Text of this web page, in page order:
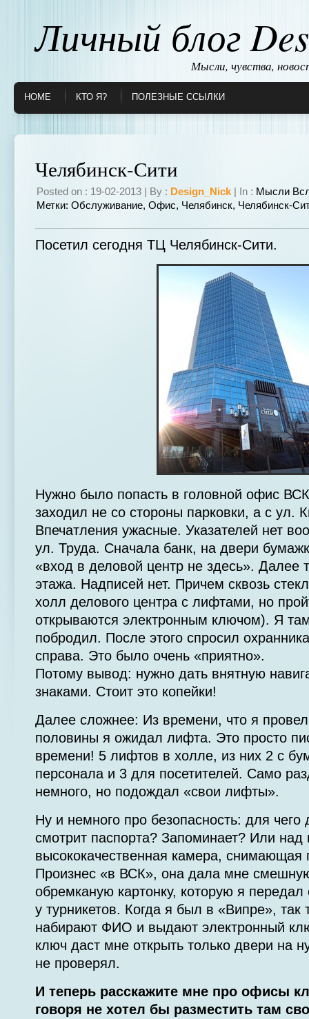
Личный блог
Мысли, чувства,
HOME КТО Я? ПОЛЕЗНЫЕ ССЫЛКИ
Челябинск-Сити
Posted on : 19-02-2013 | By : Design_Nick | In : Мысли
Метки: Обслуживание, Офис, Челябинск, Челябинск-
Посетил сегодня ТЦ Челябинск-Сити.
Нужно было попасть в головной офис
заходил не со стороны парковки, а с ул.
Впечатления ужасные. Указателей нет
ул. Труда. Сначала банк, на двери
«вход в деловой центр не здесь». Далее
этажа. Надписей нет. Причем сквозь
холл делового центра с лифтами, но
открываются электронным ключом). Я
побродил. После этого спросил
справа. Это было очень «приятно».
Потому вывод: нужно дать внятную
знаками. Стоит это копейки!
Далее сложнее: Из времени, что я
половины я ожидал лифта. Это просто
времени! 5 лифтов в холле, из них 2 с
персонала и 3 для посетителей. Само
немного, но подождал «свои лифты».
Ну и немного про безопасность: для
смотрит паспорта? Запоминает? Или над
высококачественная камера, снимающая
Произнес «в ВСК», она дала мне
обремканую картонку, которую я
у турникетов. Когда я был в «Випре», так
набирают ФИО и выдают электронный
ключ даст мне открыть только двери на
не проверял.
И теперь расскажите мне про офисы
говоря не хотел бы разместить там